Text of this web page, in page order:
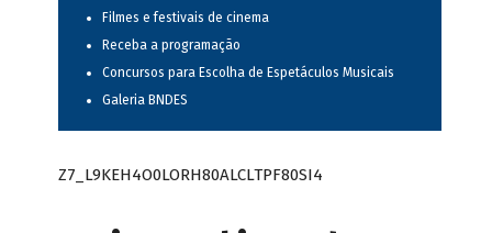
Filmes e festivais de cinema
Receba a programação
Concursos para Escolha de Espetáculos Musicais
Galeria BNDES
Z7_L9KEH4O0LORH80ALCLTPF80SI4